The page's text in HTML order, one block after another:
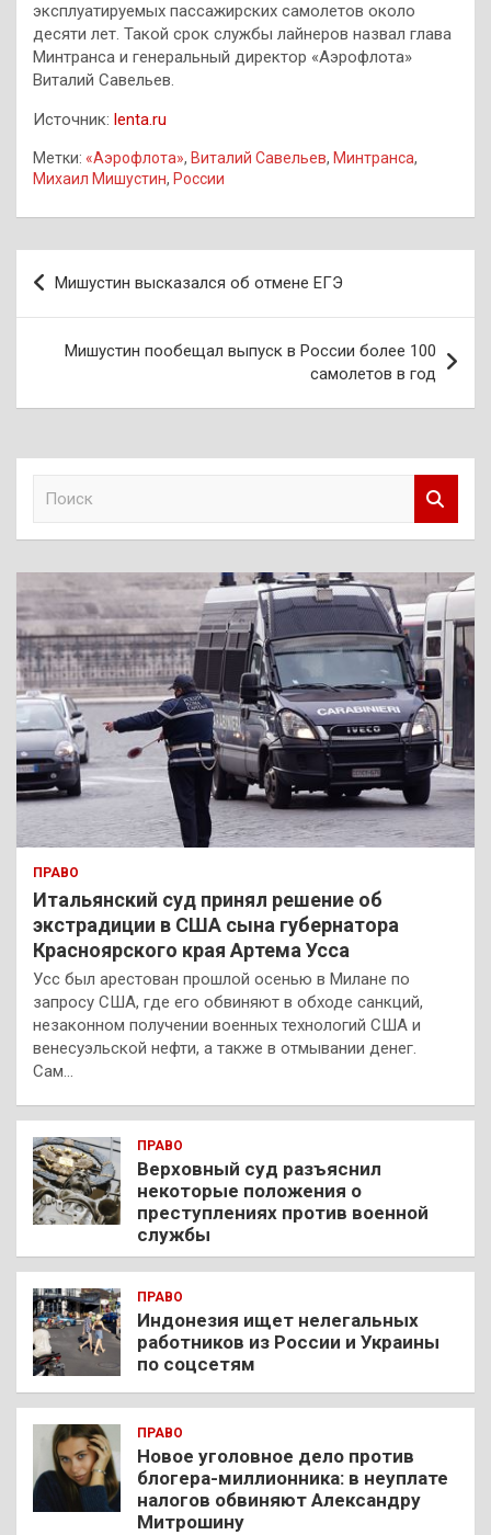
эксплуатируемых пассажирских самолетов около
десяти лет. Такой срок службы лайнеров назвал глава
Минтранса и генеральный директор «Аэрофлота»
Виталий Савельев.
Источник: lenta.ru
Метки: «Аэрофлота», Виталий Савельев, Минтранса,
Михаил Мишустин, России
Навигация
по
записям
Мишустин высказался об отмене ЕГЭ
Мишустин пообещал выпуск в России более 100
самолетов в год
к
ПРАВО
Итальянский суд принял решение об
экстрадиции в США сына губернатора
Красноярского края Артема Усса
Усс был арестован прошлой осенью в Милане по
запросу США, где его обвиняют в обходе санкций,
незаконном получении военных технологий США и
венесуэльской нефти, а также в отмывании денег.
Сам…
ПРАВО
Верховный суд разъяснил
некоторые положения о
преступлениях против военной
службы
ПРАВО
Индонезия ищет нелегальных
работников из России и Украины
по соцсетям
ПРАВО
Новое уголовное дело против
блогера-миллионника: в неуплате
налогов обвиняют Александру
Митрошину